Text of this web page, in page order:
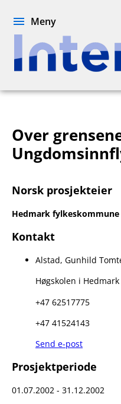
Meny
Over
Norsk prosjekteier
Hedmark fylkeskommune
Kontakt
Alstad, Gunhild
Høgskolen i Hedmark
+47 62517775
+47 41524143
Send e-post
Prosjektperiode
01.07.2002 - 31.12.2002